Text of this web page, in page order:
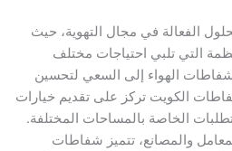
في مجال التهوية، حيث
تلبي احتياجات مختلف
الهواء إلى السعي لتحسين
الكويت تركز على تقديم خيارات
الخاصة بالمساحات المختلفة.
تتميز شفاطات